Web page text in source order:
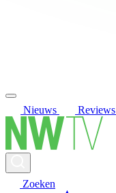
Nieuws Reviews
Zoeken